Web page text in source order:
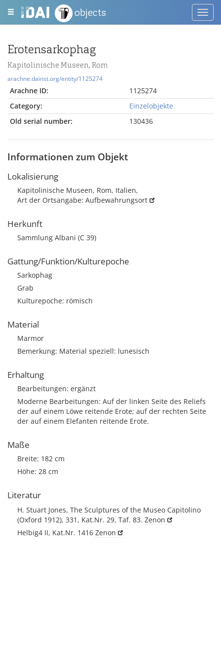
objects
Erotensarkophag
Kapitolinische Museen, Rom
arachne.dainst.org/entity/1125274
Arachne ID:
1125274
Category:
Einzelobjekte
Old serial number:
130436
Informationen zum Objekt
Lokalisierung
Kapitolinische Museen, Rom, Italien,
Art der Ortsangabe: Aufbewahrungsort
Herkunft
Sammlung Albani (C 39)
Gattung/Funktion/Kulturepoche
Sarkophag
Grab
Kulturepoche: römisch
Material
Marmor
Bemerkung: Material speziell: lunesisch
Erhaltung
Bearbeitungen: ergänzt
Moderne Bearbeitungen: Auf der linken Seite des Reliefs
der auf einem Löwe reitende Erote; auf der rechten Seite
der auf einem Elefanten reitende Erote.
Maße
Breite: 182 cm
Höhe: 28 cm
Literatur
H. Stuart Jones, The Sculptures of the Museo Capitolino
(Oxford 1912), 331, Kat.Nr. 29, Taf. 83. Zenon
Helbig4 II, Kat.Nr. 1416 Zenon